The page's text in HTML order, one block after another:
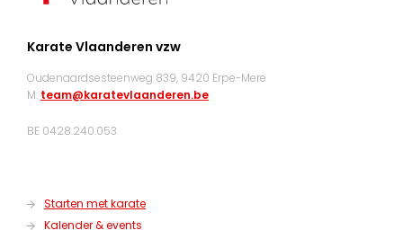
Karate Vlaanderen vzw
Oudenaardsesteenweg 839, 9420 Erpe-Mere
M: team@karatevlaanderen.be
BE 0428.240.053
Starten met karate
Kalender & events